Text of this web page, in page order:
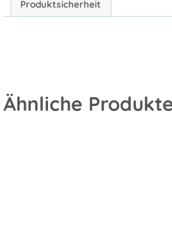
Produktsicherheit
Ähnliche